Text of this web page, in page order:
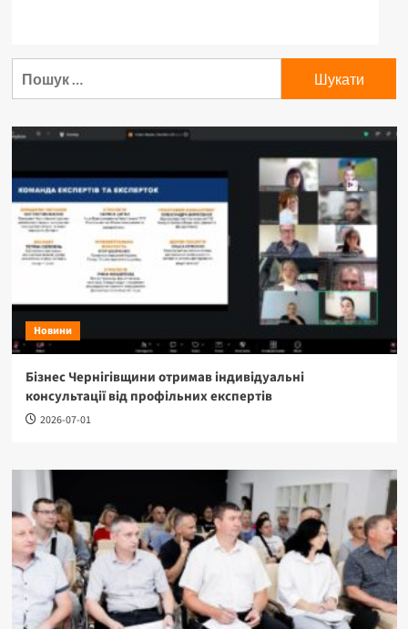
Новини
Бізнес Чернігівщини отримав індивідуальні
консультації від профільних експертів
2026-07-01